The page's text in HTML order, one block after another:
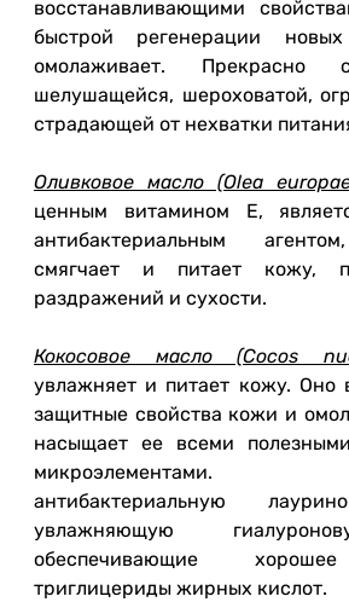
восстанавливающими
быстрой регенерации
омолаживает. Прекрасно
шелушащейся, шероховатой,
страдающей от нехватки
Оливковое масло (Olea
ценным витамином Е,
антибактериальным
смягчает и питает кожу,
раздражений и сухости.
Кокосовое масло (Cocos
увлажняет и питает кожу. Оно
защитные свойства кожи и
насыщает ее всеми
микроэлементами.
антибактериальную
увлажняющую
обеспечивающие
триглицериды жирных кислот.